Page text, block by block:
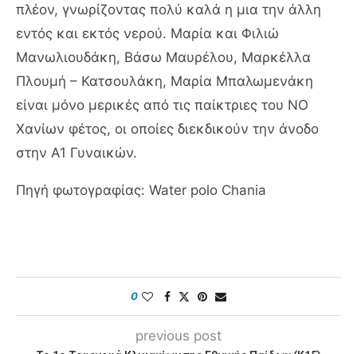
πλέον, γνωρίζοντας πολύ καλά η μια την άλλη
εντός και εκτός νερού. Μαρία και Φιλιώ
Μανωλιουδάκη, Βάσω Μαυρέλου, Μαρκέλλα
Πλουμή – Κατσουλάκη, Μαρία Μπαλωμενάκη
είναι μόνο μερικές από τις παίκτριες του ΝΟ
Χανίων φέτος, οι οποίες διεκδικούν την άνοδο
στην Α1 Γυναικών.
Πηγή φωτογραφίας: Water polo Chania
0
previous post